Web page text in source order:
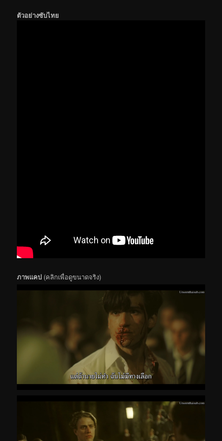
ตัวอย่างซับไทย
ภาพแคป (คลิกเพื่อดูขนาดจริง)